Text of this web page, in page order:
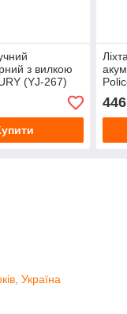
з вилкою
(YJ-267)
1.2W /
12/
7W
446
Україна